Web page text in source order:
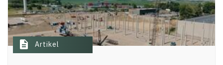
description Artikel